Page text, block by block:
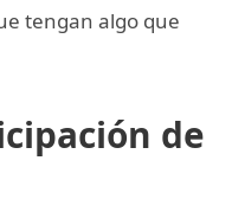
tengan algo que
de